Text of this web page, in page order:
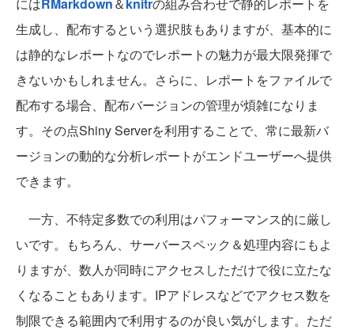
生成し、配布するという選択肢もありますが、基本的に
は静的なレポートなのでレポートの魅力が最大限発揮で
きないかもしれません。さらに、レポートをファイルで
配布する場合、配布バージョンの管理が煩雑になりま
す。その点Shiny Serverを利用することで、常に最新バ
ージョンの動的な分析レポートがエンドユーザーへ提供
できます。
一方、不特定多数での利用はパフォーマンス的に厳し
いです。もちろん、サーバースペック＆処理内容にもよ
りますが、数人が同時にアクセスしただけで役に立たな
くなることもあります。IPアドレスなどでアクセス数を
制限できる範囲内で利用するのが良い気がします。ただ